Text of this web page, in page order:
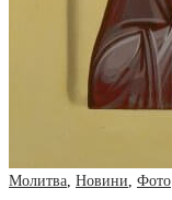
Молитва Новини Фото